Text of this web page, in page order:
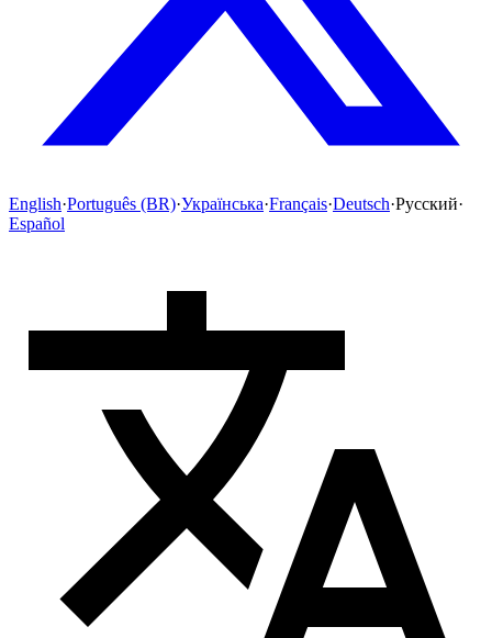
English·Português (BR)·Українська·Français·Deutsch·Русский·
Español